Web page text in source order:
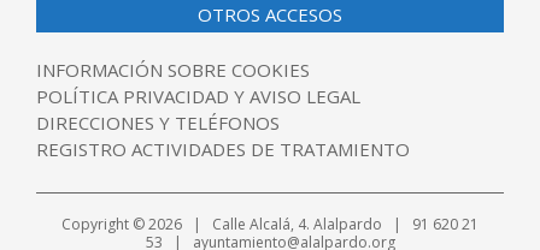
OTROS ACCESOS
INFORMACIÓN SOBRE COOKIES
POLÍTICA PRIVACIDAD Y AVISO LEGAL
DIRECCIONES Y TELÉFONOS
REGISTRO ACTIVIDADES DE TRATAMIENTO
Copyright © 2026 | Calle Alcalá, 4. Alalpardo | 91 620 21
53 | ayuntamiento@alalpardo.org